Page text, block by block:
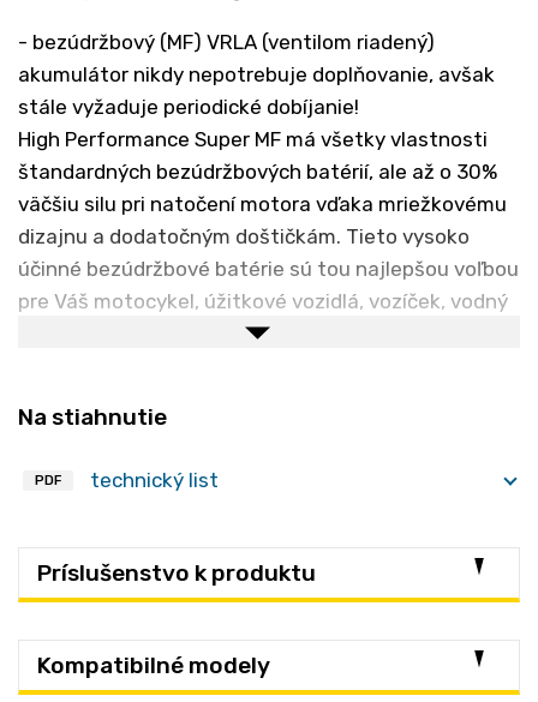
- bezúdržbový (MF) VRLA (ventilom riadený)
akumulátor nikdy nepotrebuje doplňovanie, avšak
stále vyžaduje periodické dobíjanie!
High Performance Super MF má všetky vlastnosti
štandardných bezúdržbových batérií, ale až o 30%
väčšiu silu pri natočení motora vďaka mriežkovému
dizajnu a dodatočným doštičkám. Tieto vysoko
účinné bezúdržbové batérie sú tou najlepšou voľbou
pre Váš motocykel, úžitkové vozidlá, vozíček, vodný
Pokročilá olovo-kalcium technológia zaručí
Sulfatačný obmedzovač dramaticky redukuje
problém sulfatácie doštičiek (dlhšia životnosť)
najspoľahlivejší akumulátor na trhu)
Nízke samovybíjanie 0,2% za deň
Na stiahnutie
PDF technický list
Príslušenstvo k produktu
Kompatibilné modely